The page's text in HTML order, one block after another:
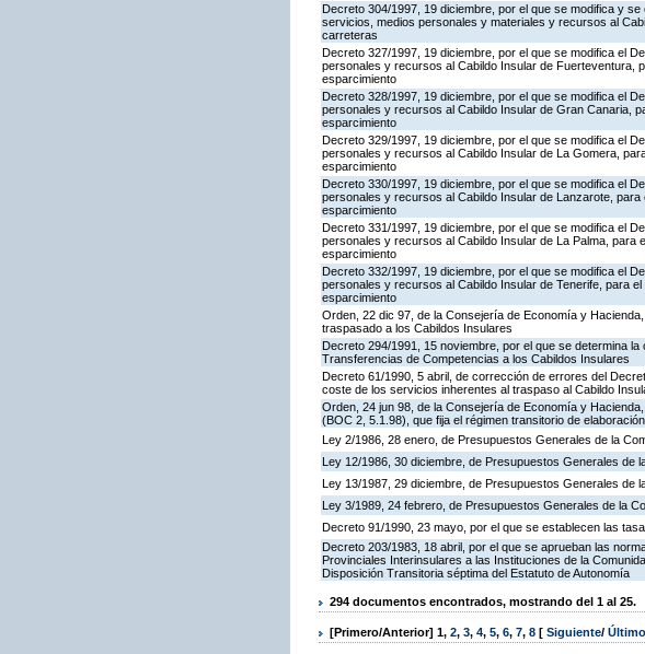
Decreto 304/1997, 19 diciembre, por el que se modifica y
servicios, medios personales y materiales y recursos al
carreteras
Decreto 327/1997, 19 diciembre, por el que se modifica el
personales y recursos al Cabildo Insular de Fuerteventura,
esparcimiento
Decreto 328/1997, 19 diciembre, por el que se modifica el
personales y recursos al Cabildo Insular de Gran Canaria,
esparcimiento
Decreto 329/1997, 19 diciembre, por el que se modifica el
personales y recursos al Cabildo Insular de La Gomera,
esparcimiento
Decreto 330/1997, 19 diciembre, por el que se modifica el
personales y recursos al Cabildo Insular de Lanzarote,
esparcimiento
Decreto 331/1997, 19 diciembre, por el que se modifica el
personales y recursos al Cabildo Insular de La Palma,
esparcimiento
Decreto 332/1997, 19 diciembre, por el que se modifica el
personales y recursos al Cabildo Insular de Tenerife, para
esparcimiento
Orden, 22 dic 97, de la Consejería de Economía y
traspasado a los Cabildos Insulares
Decreto 294/1991, 15 noviembre, por el que se determina
Transferencias de Competencias a los Cabildos Insulares
Decreto 61/1990, 5 abril, de corrección de errores del
coste de los servicios inherentes al traspaso al Cabildo
Orden, 24 jun 98, de la Consejería de Economía y
(BOC 2, 5.1.98), que fija el régimen transitorio de
Ley 2/1986, 28 enero, de Presupuestos Generales de la
Ley 12/1986, 30 diciembre, de Presupuestos Generales
Ley 13/1987, 29 diciembre, de Presupuestos Generales
Ley 3/1989, 24 febrero, de Presupuestos Generales de la
Decreto 91/1990, 23 mayo, por el que se establecen las
Decreto 203/1983, 18 abril, por el que se aprueban las
Provinciales Interinsulares a las Instituciones de la
Disposición Transitoria séptima del Estatuto de Autonomía
294 documentos encontrados, mostrando del 1 al 25.
[Primero/Anterior] 1, 2, 3, 4, 5, 6, 7, 8 [ Siguiente/ Último